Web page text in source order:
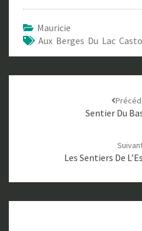
Mauricie
Aux Berges Du Lac
Sentier Du
Les Sentiers De